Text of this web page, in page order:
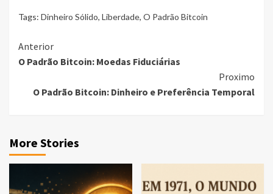
Tags: Dinheiro Sólido, Liberdade, O Padrão Bitcoin
Continue
Reading
Anterior
O Padrão Bitcoin: Moedas Fiduciárias
Proximo
O Padrão Bitcoin: Dinheiro e Preferência Temporal
More Stories